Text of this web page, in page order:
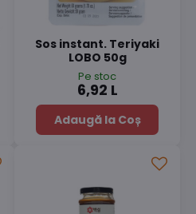
Sos instant. Teriyaki
LOBO 50g
Pe stoc
6,92 L
Adaugă la Coș